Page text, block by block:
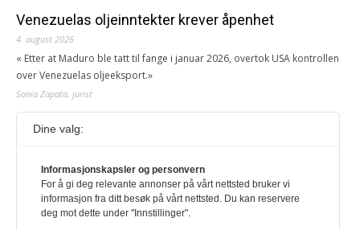
Venezuelas oljeinntekter krever åpenhet
4. august 2026
« Etter at Maduro ble tatt til fange i januar 2026, overtok USA kontrollen
over Venezuelas oljeeksport.»
Sonia Zapata, jurist
117,8 millioner er på flukt, en nedgang fra forrige
1. august 2026
Ville ha tilsvart verdens trettende største land i folketall. For å lese
denne må du ha abonnement Logg inn her Ny abonnent? Velg
Dine valg:
Informasjonskapsler og personvern
For å gi deg relevante annonser på vårt nettsted bruker vi
informasjon fra ditt besøk på vårt nettsted. Du kan reservere
deg mot dette under "Innstillinger".